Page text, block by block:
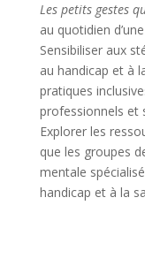
Les petits gestes
au quotidien
Sensibiliser aux
au handicap et à
pratiques
professionnels et
Explorer les
que les groupes
mentale
handicap et à la